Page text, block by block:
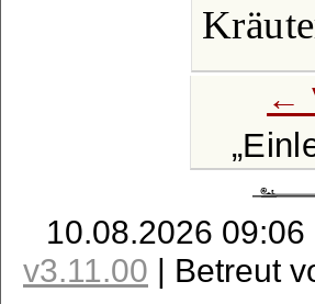
←
10.08.2026
v3.11.00 | Betreut